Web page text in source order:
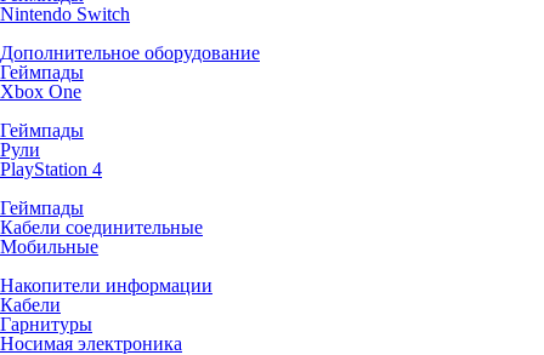
Nintendo Switch
Дополнительное оборудование
Геймпады
Xbox One
Геймпады
Рули
PlayStation 4
Геймпады
Кабели соединительные
Мобильные
Накопители информации
Кабели
Гарнитуры
Носимая электроника